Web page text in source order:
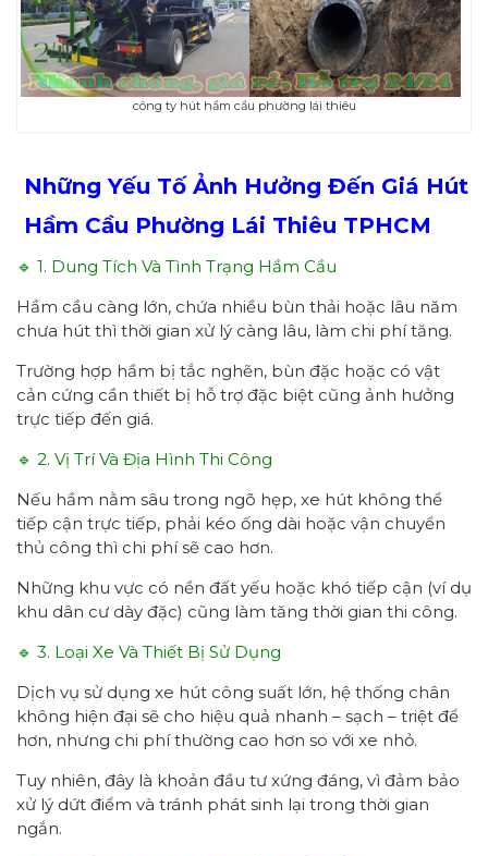
công ty hút hầm cầu phường lái thiêu
Những Yếu Tố Ảnh Hưởng Đến Giá Hút
Hầm Cầu Phường Lái Thiêu TPHCM
🔹 1. Dung Tích Và Tình Trạng Hầm Cầu
Hầm cầu càng lớn, chứa nhiều bùn thải hoặc lâu năm
chưa hút thì thời gian xử lý càng lâu, làm chi phí tăng.
Trường hợp hầm bị tắc nghẽn, bùn đặc hoặc có vật
cản cứng cần thiết bị hỗ trợ đặc biệt cũng ảnh hưởng
trực tiếp đến giá.
🔹 2. Vị Trí Và Địa Hình Thi Công
Nếu hầm nằm sâu trong ngõ hẹp, xe hút không thể
tiếp cận trực tiếp, phải kéo ống dài hoặc vận chuyển
thủ công thì chi phí sẽ cao hơn.
Những khu vực có nền đất yếu hoặc khó tiếp cận (ví dụ
khu dân cư dày đặc) cũng làm tăng thời gian thi công.
🔹 3. Loại Xe Và Thiết Bị Sử Dụng
Dịch vụ sử dụng xe hút công suất lớn, hệ thống chân
không hiện đại sẽ cho hiệu quả nhanh – sạch – triệt để
hơn, nhưng chi phí thường cao hơn so với xe nhỏ.
Tuy nhiên, đây là khoản đầu tư xứng đáng, vì đảm bảo
xử lý dứt điểm và tránh phát sinh lại trong thời gian
ngắn.